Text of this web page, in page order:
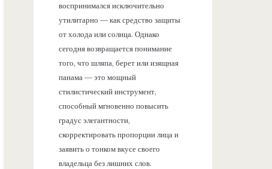
воспринимался исключительно
утилитарно — как средство защиты
от холода или солнца. Однако
сегодня возвращается понимание
того, что шляпа, берет или изящная
панама — это мощный
стилистический инструмент,
способный мгновенно повысить
градус элегантности,
скорректировать пропорции лица и
заявить о тонком вкусе своего
владельца без лишних слов.